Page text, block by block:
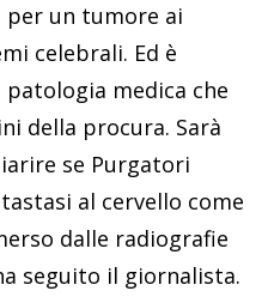
per un tumore ai
celebrali. Ed è
medica che
della procura. Sarà
se Purgatori
al cervello come
dalle radiografie
seguito il giornalista.